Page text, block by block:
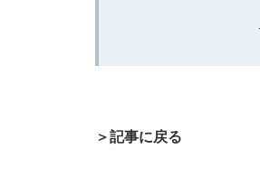
＞記事に戻る